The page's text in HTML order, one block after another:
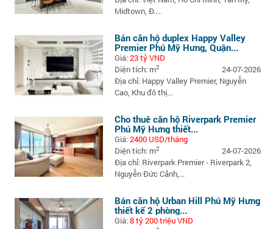
Midtown, Đ....
Bán căn hộ duplex Happy Valley
Premier Phú Mỹ Hưng, Quận...
Giá:23 tỷ VND
Diện tích: m2
24-07-2026
Địa chỉ: Happy Valley Premier, Nguyễn
Cao, Khu đô thị...
Cho thuê căn hộ Riverpark Premier
Phú Mỹ Hưng thiết...
Giá:2400 USD/tháng
Diện tích: m2
24-07-2026
Địa chỉ: Riverpark Premier - Riverpark 2,
Nguyễn Đức Cảnh,...
Bán căn hộ Urban Hill Phú Mỹ Hưng
thiết kế 2 phòng...
Giá:8 tỷ 200 triệu VND